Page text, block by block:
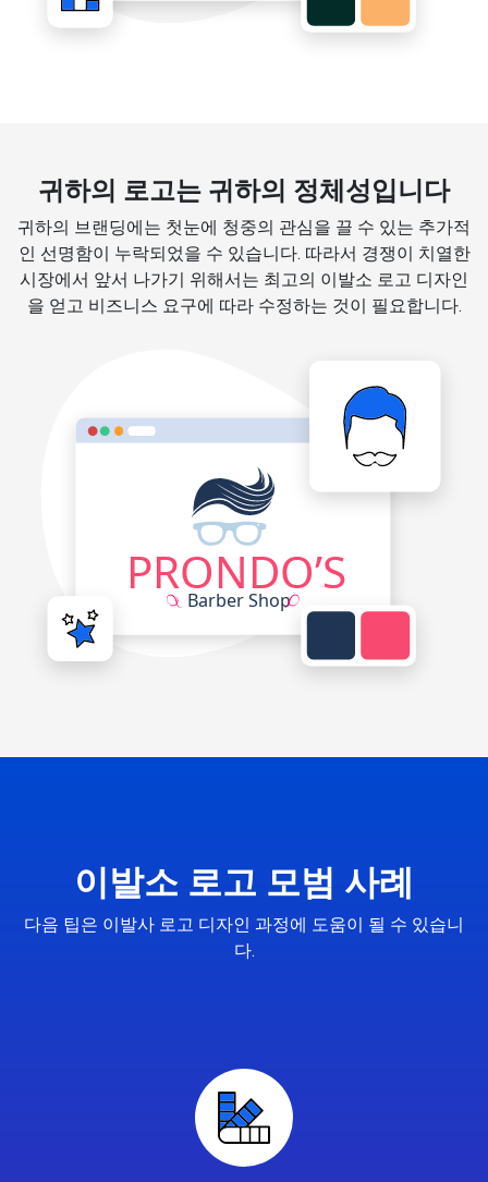
귀하의 로고는 귀하의 정체성입니다
귀하의 브랜딩에는 첫눈에 청중의 관심을 끌 수 있는 추가적
인 선명함이 누락되었을 수 있습니다. 따라서 경쟁이 치열한
시장에서 앞서 나가기 위해서는 최고의 이발소 로고 디자인
을 얻고 비즈니스 요구에 따라 수정하는 것이 필요합니다.
이발소 로고 모범 사례
다음 팁은 이발사 로고 디자인 과정에 도움이 될 수 있습니
다.